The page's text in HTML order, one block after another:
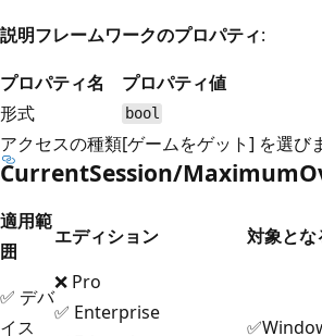
説明フレームワークのプロパティ:
プロパティ名
プロパティ値
形式
bool
アクセスの種類[ゲームをゲット] を選び
CurrentSession/
適用範
囲
エディション 対象とな
✅ デバ
イス
❌ Pro
✅ Enterprise